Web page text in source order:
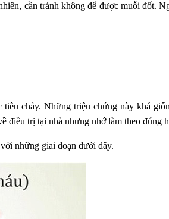
cần tránh không để được muỗi đốt.
chảy. Những triệu chứng này khá
điều trị tại nhà nhưng nhớ làm theo đúng
những giai đoạn dưới đây.